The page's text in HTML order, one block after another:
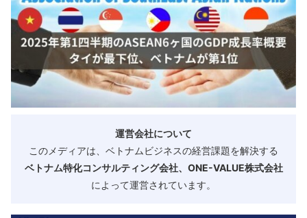
運営会社について
このメディアは、ベトナムビジネスの経営課題を解決する
ベトナム特化コンサルティング会社、ONE-VALUE株式会社
によって運営されています。